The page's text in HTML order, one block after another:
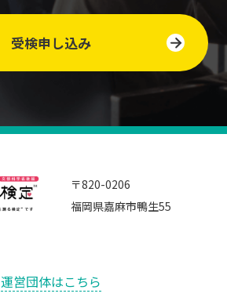
受検申し込み
〒820-0206
福岡県嘉麻市鴨生55
運営団体はこちら